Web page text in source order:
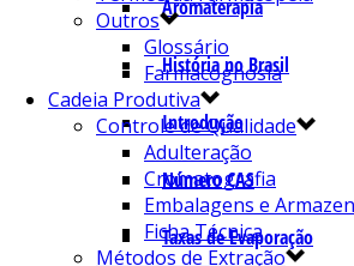
Aromaterapia
História no Brasil
Introdução
Número CAS
Taxas de Evaporação
Outros
Glossário
Farmacognosia
Cadeia Produtiva
Controle de Qualidade
Adulteração
Cromatografia
Embalagens e
Ficha Técnica
Métodos de Extração